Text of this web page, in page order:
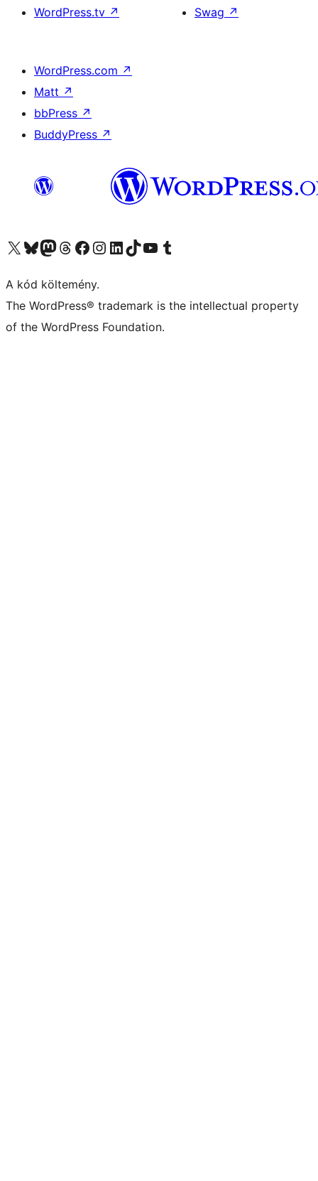
WordPress.tv ↗
Swag ↗
WordPress.com ↗
Matt ↗
bbPress ↗
BuddyPress ↗
Visit our X (formerly Twitter) account
Visit our Bluesky account
Twitter csatornánk
Visit our Threads account
Facebook oldalunk megtekintése
Visit our Instagram account
Visit our LinkedIn account
Visit our TikTok account
Visit our YouTube channel
Visit our Tumblr account
A kód költemény.
The WordPress® trademark is the intellectual property
of the WordPress Foundation.